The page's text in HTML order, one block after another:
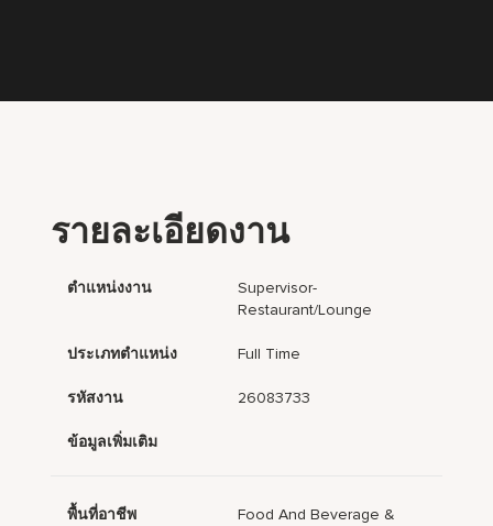
รายละเอียดงาน
ตำแหน่งงาน
Supervisor-
Restaurant/Lounge
ประเภทตำแหน่ง Full Time
รหัสงาน 26083733
ข้อมูลเพิ่มเติม
พื้นที่อาชีพ
Food And Beverage &